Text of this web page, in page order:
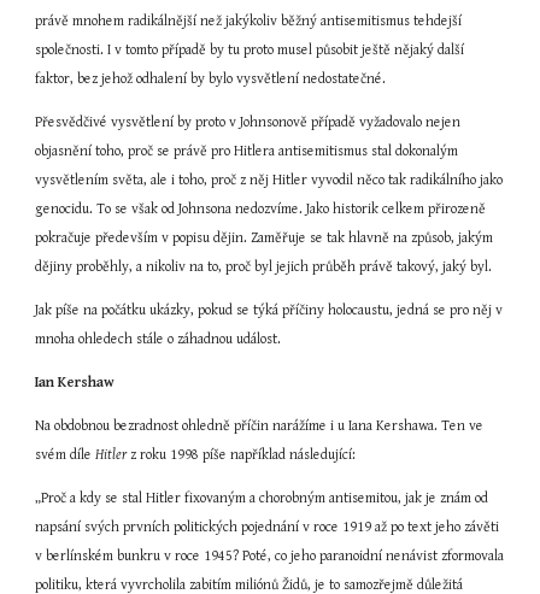
právě mnohem radikálnější než jakýkoliv běžný antisemitismus tehdejší
společnosti. I v tomto případě by tu proto musel působit ještě nějaký další
faktor, bez jehož odhalení by bylo vysvětlení nedostatečné.
Přesvědčivé vysvětlení by proto v Johnsonově případě vyžadovalo nejen
objasnění toho, proč se právě pro Hitlera antisemitismus stal dokonalým
vysvětlením světa, ale i toho, proč z něj Hitler vyvodil něco tak radikálního jako
genocidu. To se však od Johnsona nedozvíme. Jako historik celkem přirozeně
pokračuje především v popisu dějin. Zaměřuje se tak hlavně na způsob, jakým
dějiny proběhly, a nikoliv na to, proč byl jejich průběh právě takový, jaký byl.
Jak píše na počátku ukázky, pokud se týká příčiny holocaustu, jedná se pro něj v
mnoha ohledech stále o záhadnou událost.
Ian Kershaw
Na obdobnou bezradnost ohledně příčin narážíme i u Iana Kershawa. Ten ve
svém díle Hitler z roku 1998 píše například následující:
„Proč a kdy se stal Hitler fixovaným a chorobným antisemitou, jak je znám od
napsání svých prvních politických pojednání v roce 1919 až po text jeho závěti
v berlínském bunkru v roce 1945? Poté, co jeho paranoidní nenávist zformovala
politiku, která vyvrcholila zabitím miliónů Židů, je to samozřejmě důležitá